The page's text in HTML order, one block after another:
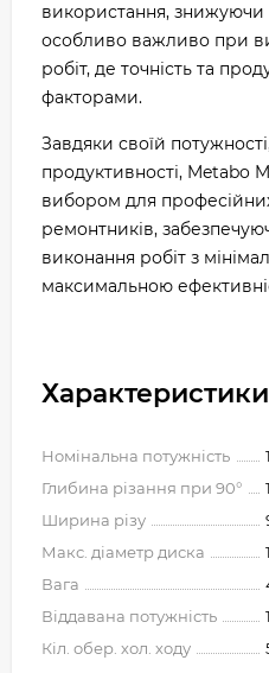
використання,
особливо важливо при
робіт, де точність та
факторами.
Завдяки своїй
продуктивності, Metabo
вибором для
ремонтників,
виконання робіт з
максимальною
Характеристики
Номінальна потужність
Глибина різання при 90°
Ширина різу
Макс. діаметр диска
Вага
Віддавана потужність
Кіл. обер. хол. ходу